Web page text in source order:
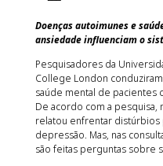
Doenças autoimunes e
ansiedade influenciam o
Pesquisadores da
College London
saúde mental de pacientes
De acordo com a
relatou enfrentar
depressão. Mas, nas
são feitas perguntas sobre